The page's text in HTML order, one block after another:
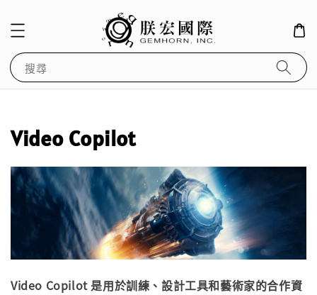
搜尋
Video Copilot
Video Copilot 是用於訓練、設計工具和藝術家的合作資